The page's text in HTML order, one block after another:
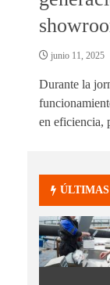
junio 11, 2025
Durante la
en eficiencia,
ÚLTIMAS